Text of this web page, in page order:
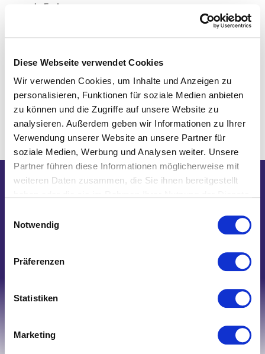
Diese Webseite verwendet Cookies
Wir verwenden Cookies, um Inhalte und Anzeigen zu
personalisieren, Funktionen für soziale Medien anbieten
zu können und die Zugriffe auf unsere Website zu
analysieren. Außerdem geben wir Informationen zu Ihrer
Verwendung unserer Website an unsere Partner für
soziale Medien, Werbung und Analysen weiter. Unsere
Partner führen diese Informationen möglicherweise mit
weiteren Daten zusammen, die Sie ihnen bereitgestellt
Notwendig
Präferenzen
Statistiken
Marketing
versch. Farben
inkl. MwSt.
zzgl.Versandkosten
Wir helfen Ihnen gerne weiter!
E-Mail: shop@nk-bielefelderwaesche.de